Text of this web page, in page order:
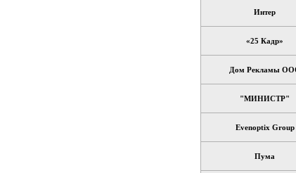
Интер
«25 Кадр»
Дом Рекламы
"МИНИСТР"
Evenoptix Group
Пума